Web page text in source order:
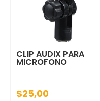
CLIP AUDIX PARA
MICROFONO
$25,00